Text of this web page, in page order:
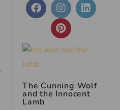
The Cunning Wolf
and the Innocent
Lamb